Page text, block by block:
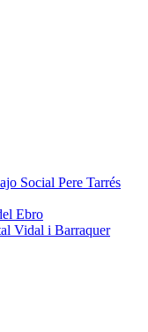
Social Pere Tarrés
Ebro
Vidal i Barraquer